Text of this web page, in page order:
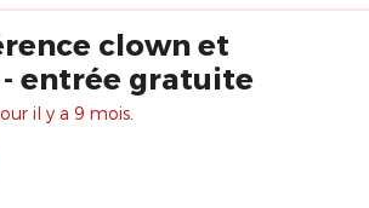
clown et
entrée gratuite
il y a 9 mois.